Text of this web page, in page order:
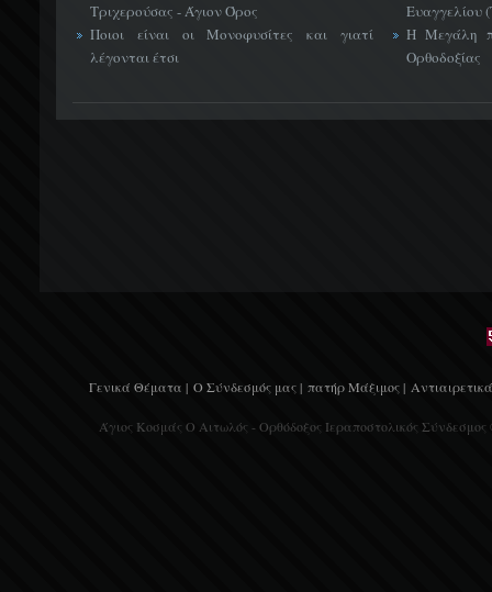
Τριχερούσας - Άγιον Όρος
Ποιοι είναι οι Μονοφυσίτες και γιατί
λέγονται έτσι
Ευαγγελίου
Η Μεγάλη
Ορθοδοξίας
Γενικά Θέματα | Ο Σύνδεσμός μας | πατήρ Μάξιμος |
Άγιος Κοσμάς Ο Αιτωλός - Ορθόδοξος Ιεραποστολικός